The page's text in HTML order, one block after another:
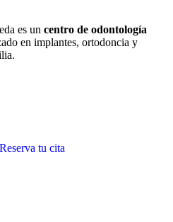
es un centro de odontología
en implantes, ortodoncia y
Reserva tu cita